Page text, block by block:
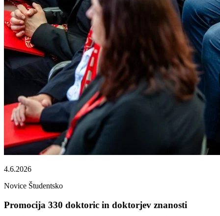
4.6.2026
Novice Študentsko
Promocija 330 doktoric in doktorjev znanosti